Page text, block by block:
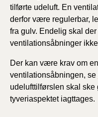
tilførte udeluft. En
derfor være regulerbar,
fra gulv. Endelig skal
ventilationsåbninger
Der kan være krav om
ventilationsåbningen, se
udelufttilførslen skal ske
tyveriaspektet iagttages.